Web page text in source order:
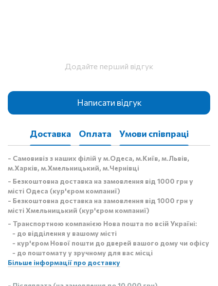
Додайте перший відгук
Написати відгук
Доставка Оплата Умови співпраці
- Самовивіз з наших філій у м.Одеса, м.Київ, м.Львів,
м.Харків, м.Хмельницький, м.Чернівці
- Безкоштовна доставка на замовлення від 1000 грн у
місті Одеса (кур'єром компаниї)
- Безкоштовна доставка на замовлення від 1000 грн у
місті Хмельницький (кур'єром компаниї)
- Транспортною компанією Нова пошта по всій Україні:
- до відділення у вашому місті
- кур'єром Нової пошти до дверей вашого дому чи офісу
- до поштомату у зручному для вас місці
Більше інформації про доставку